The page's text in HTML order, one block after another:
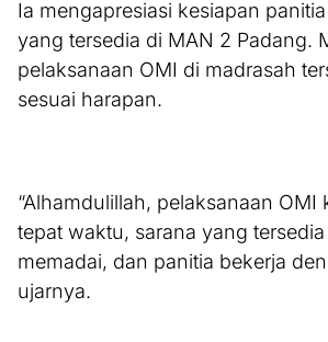
Ia mengapresiasi kesiapan
yang tersedia di MAN 2 Padang.
pelaksanaan OMI di madrasah
sesuai harapan.
“Alhamdulillah, pelaksanaan OMI
tepat waktu, sarana yang
memadai, dan panitia bekerja
ujarnya.